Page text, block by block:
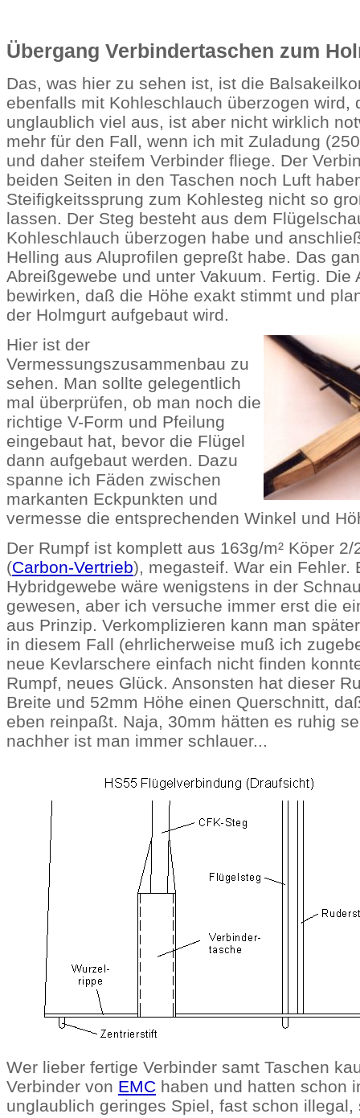
Übergang Verbindertaschen zum
Das, was hier zu sehen ist, ist die
ebenfalls mit Kohleschlauch überzogen wird,
unglaublich viel aus, ist aber nicht wirklich
mehr für den Fall, wenn ich mit Zuladung
und daher steifem Verbinder fliege. Der
beiden Seiten in den Taschen noch Luft
Steifigkeitssprung zum Kohlesteg nicht so
lassen. Der Steg besteht aus dem
Kohleschlauch überzogen habe und
Helling aus Aluprofilen gepreßt habe. Das
Abreißgewebe und unter Vakuum. Fertig. Die
bewirken, daß die Höhe exakt stimmt und
der Holmgurt aufgebaut wird.
Hier ist der
Vermessungszusammenbau zu
sehen. Man sollte gelegentlich
mal überprüfen, ob man noch die
richtige V-Form und Pfeilung
eingebaut hat, bevor die Flügel
dann aufgebaut werden. Dazu
spanne ich Fäden zwischen
markanten Eckpunkten und
vermesse die entsprechenden Winkel und
Der Rumpf ist komplett aus 163g/m² Köper 2/
(Carbon-Vertrieb), megasteif. War ein Fehler.
Hybridgewebe wäre wenigstens in der
gewesen, aber ich versuche immer erst die
aus Prinzip. Verkomplizieren kann man
in diesem Fall (ehrlicherweise muß ich
neue Kevlarschere einfach nicht finden
Rumpf, neues Glück. Ansonsten hat dieser
Breite und 52mm Höhe einen Querschnitt,
eben reinpaßt. Naja, 30mm hätten es ruhig
nachher ist man immer schlauer...
Wer lieber fertige Verbinder samt Taschen
Verbinder von EMC haben und hatten schon
unglaublich geringes Spiel, fast schon illegal,